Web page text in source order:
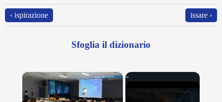
‹ ispirazione issare ›
Sfoglia il dizionario
×